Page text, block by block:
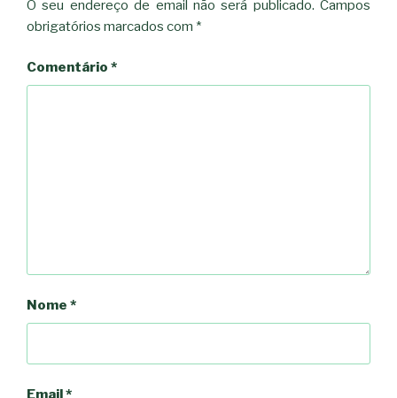
O seu endereço de email não será publicado. Campos
obrigatórios marcados com *
Comentário *
Nome *